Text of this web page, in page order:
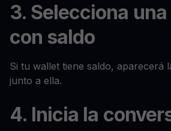
3. Selecciona
con saldo
Si tu wallet tiene saldo, aparecerá
junto a ella.
4. Inicia la